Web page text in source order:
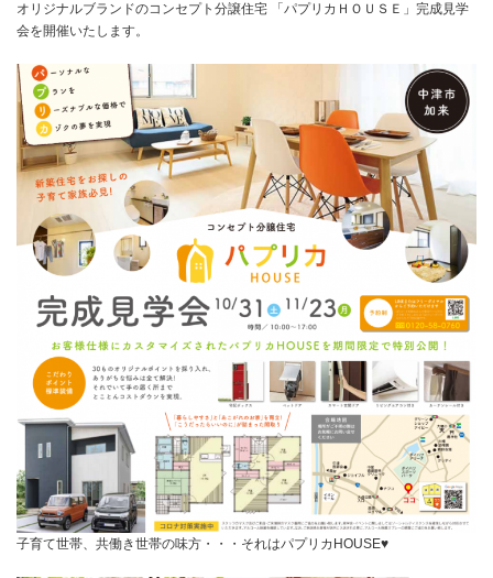
オリジナルブランドのコンセプト分譲住宅 「パプリカＨＯＵＳＥ」完成見学
会を開催いたします。
子育て世帯、共働き世帯の味方・・・それはパプリカHOUSE♥